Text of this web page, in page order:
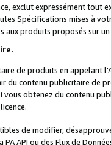
exclut expressément tout
Spécifications mises à
aux produits proposés sur
de produits en appelant
du contenu publicitaire de
vous obtenez du contenu
de modifier,
API ou des Flux de